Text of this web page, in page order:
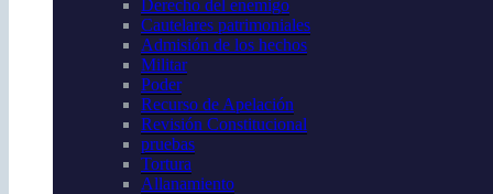
Derecho del enemigo
Cautelares patrimoniales
Admisión de los hechos
Militar
Poder
Recurso de Apelación
Revisión Constitucional
pruebas
Tortura
Allanamiento